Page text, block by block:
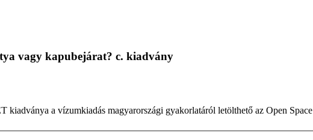
vagy kapubejárat? c. kiadvány
kiadványa a vízumkiadás magyarországi gyakorlatáról letölthető az Open